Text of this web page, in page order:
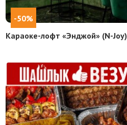
-50%
Караоке-лофт «Энджой» (N-Joy)